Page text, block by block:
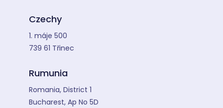
Czechy
1. máje 500
739 61 Třinec
Rumunia
Romania, District 1
Bucharest, Ap No 5D